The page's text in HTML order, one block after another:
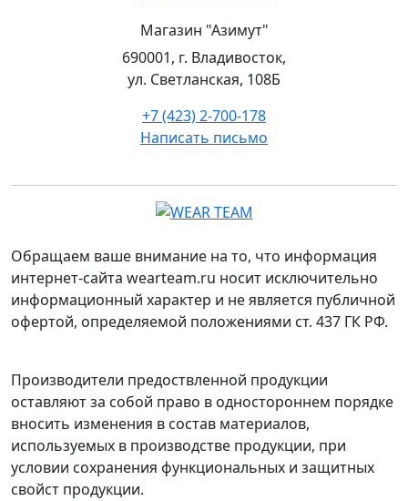
Магазин "Азимут"
690001, г. Владивосток,
ул. Светланская, 108Б
+7 (423) 2-700-178
Написать письмо
Обращаем ваше внимание на то, что информация
интернет-сайта wearteam.ru носит исключительно
информационный характер и не является публичной
офертой, определяемой положениями ст. 437 ГК РФ.
Производители предоствленной продукции
оставляют за собой право в одностороннем порядке
вносить изменения в состав материалов,
используемых в производстве продукции, при
условии сохранения функциональных и защитных
свойст продукции.